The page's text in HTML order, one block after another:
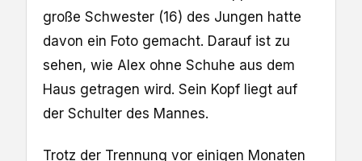
große Schwester (16) des Jungen hatte
davon ein Foto gemacht. Darauf ist zu
sehen, wie Alex ohne Schuhe aus dem
Haus getragen wird. Sein Kopf liegt auf
der Schulter des Mannes.
Trotz der Trennung vor einigen Monaten